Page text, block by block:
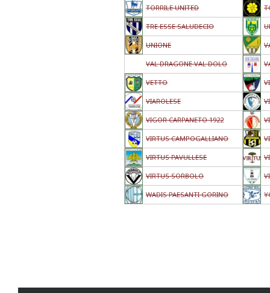
TORRILE UNITED
TRE ESSE SALUDECIO
UNIONE
VAL DRAGONE VAL DOLO
VETTO
VIAROLESE
VIGOR CARPANETO 1922
VIRTUS CAMPOGALLIANO
VIRTUS PAVULLESE
VIRTUS SORBOLO
WADIS PAESANTI GORINO